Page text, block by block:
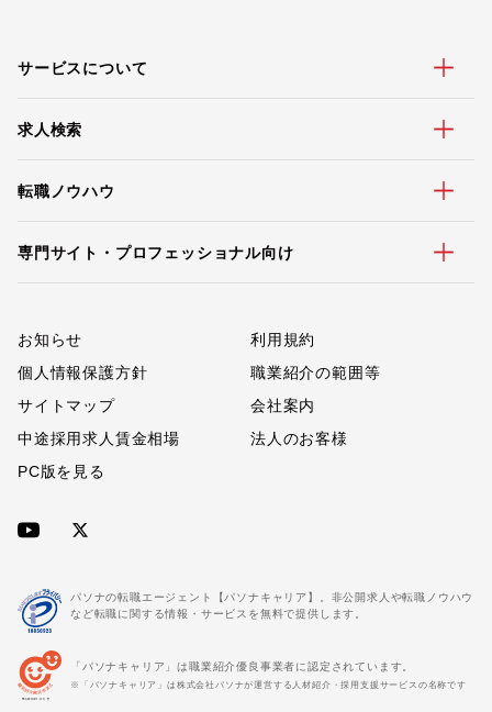
サービスについて
求人検索
転職ノウハウ
専門サイト・プロフェッショナル向け
お知らせ
利用規約
個人情報保護方針
職業紹介の範囲等
サイトマップ
会社案内
中途採用求人賃金相場
法人のお客様
PC版を見る
パソナの転職エージェント【パソナキャリア】。非公開求人や転職ノウハウ
など転職に関する情報・サービスを無料で提供します。
「パソナキャリア」は職業紹介優良事業者に認定されています。
※「パソナキャリア」は株式会社パソナが運営する人材紹介・採用支援サービスの名称です